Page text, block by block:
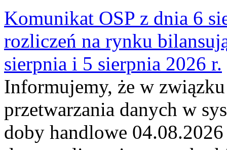
Komunikat OSP z dnia 6
rozliczeń na rynku
sierpnia i 5 sierpnia 2026 r.
Informujemy, że w
przetwarzania danych w
doby handlowe